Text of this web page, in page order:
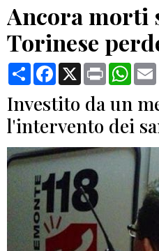
Ancora morti
Torinese
CondividiFacebook
X Print
Investito da un
l'intervento dei